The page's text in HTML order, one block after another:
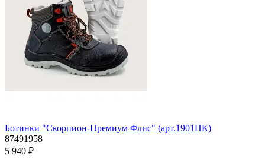
Ботинки "Скорпион-Премиум Флис" (арт.1901ПК)
87491958
5 940 ₽